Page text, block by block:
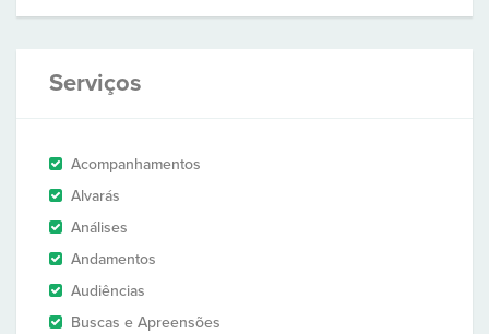
Serviços
Acompanhamentos
Alvarás
Análises
Andamentos
Audiências
Buscas e Apreensões